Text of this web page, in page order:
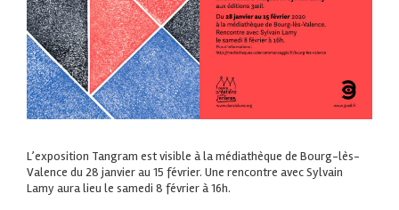
L’exposition Tangram est visible à la médiathèque de Bourg-lès-
Valence du 28 janvier au 15 février. Une rencontre avec Sylvain
Lamy aura lieu le samedi 8 février à 16h.